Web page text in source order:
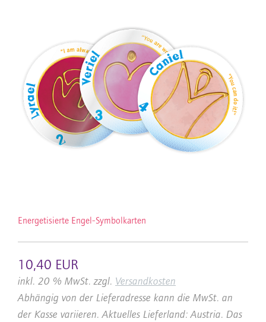
Energetisierte Engel-Symbolkarten
10,40 EUR
inkl. 20 % MwSt. zzgl. Versandkosten
Abhängig von der Lieferadresse kann die MwSt. an
der Kasse variieren. Aktuelles Lieferland: Austria. Das